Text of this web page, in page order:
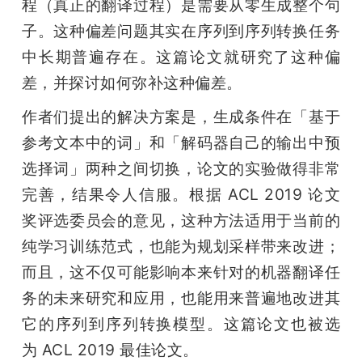
程（真正的翻译过程）是需要从零生成整个句
子。这种偏差问题其实在序列到序列转换任务
中长期普遍存在。这篇论文就研究了这种偏
差，并探讨如何弥补这种偏差。
作者们提出的解决方案是，生成条件在「基于
参考文本中的词」和「解码器自己的输出中预
选择词」两种之间切换，论文的实验做得非常
完善，结果令人信服。根据 ACL 2019 论文
奖评选委员会的意见，这种方法适用于当前的
纯学习训练范式，也能为规划采样带来改进；
而且，这不仅可能影响本来针对的机器翻译任
务的未来研究和应用，也能用来普遍地改进其
它的序列到序列转换模型。这篇论文也被选
为 ACL 2019 最佳论文。